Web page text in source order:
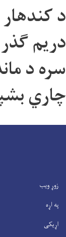
د
دريم
سره د
چاري
زوړ ویب
په اړه
اړیکی